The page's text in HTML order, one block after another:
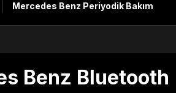
Mercedes Benz Periyodik Bakım
Benz Bluetooth